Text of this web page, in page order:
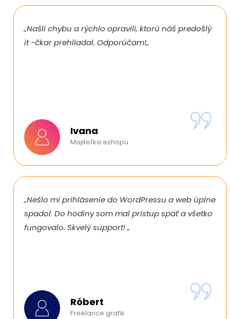
„Našli chybu a rýchlo opravili, ktorú náš predošlý
it -čkar prehliadal. Odporúčam!„
Ivana
Majiteľka eshopu
„Nešlo mi prihlásenie do WordPressu a web úplne
spadol. Do hodiny som mal prístup späť a všetko
fungovalo. Skvelý support! „
Róbert
Freelance grafik